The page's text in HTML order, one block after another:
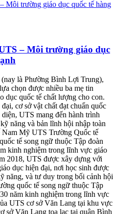
– Môi trường giáo dục
là Phường Bình Lợi Trung),
chọn được nhiều ba mẹ tin
dục quốc tế chất lượng cho con.
cơ sở vật chất đạt chuẩn quốc
UTS mang đến hành trình
năng và bản lĩnh hội nhập toàn
Mỹ UTS Trường Quốc tế
tế song ngữ thuộc Tập đoàn
kinh nghiệm trong lĩnh vực giáo
2018, UTS được xây dựng với
dục hiện đại, nơi học sinh được
năng, và tư duy trong bối cảnh hội
quốc tế song ngữ thuộc Tập
năm kinh nghiệm trong lĩnh vực
UTS cơ sở Văn Lang tại khu vực
sở Văn Lang tọa lạc tại quận Bình